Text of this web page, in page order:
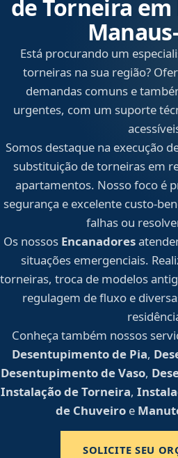
de Torneira em
Está procurando um
torneiras na sua região?
demandas comuns e
urgentes, com um suporte
Somos destaque na execução
substituição de torneiras em
apartamentos. Nosso foco é
segurança e excelente custo-
falhas ou
Os nossos Encanadores
situações emergenciais.
torneiras, troca de modelos
regulagem de fluxo e
Conheça também nossos
Desentupimento de Pia,
Desentupimento de Vaso,
Instalação de Torneira,
de Chuveiro e
SOLICITE SEU